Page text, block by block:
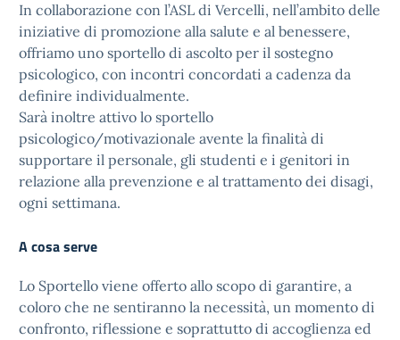
In collaborazione con l’ASL di Vercelli, nell’ambito delle
iniziative di promozione alla salute e al benessere,
offriamo uno sportello di ascolto per il sostegno
psicologico, con incontri concordati a cadenza da
definire individualmente.
Sarà inoltre attivo lo sportello
psicologico/motivazionale avente la finalità di
supportare il personale, gli studenti e i genitori in
relazione alla prevenzione e al trattamento dei disagi,
ogni settimana.
A cosa serve
Lo Sportello viene offerto allo scopo di garantire, a
coloro che ne sentiranno la necessità, un momento di
confronto, riflessione e soprattutto di accoglienza ed